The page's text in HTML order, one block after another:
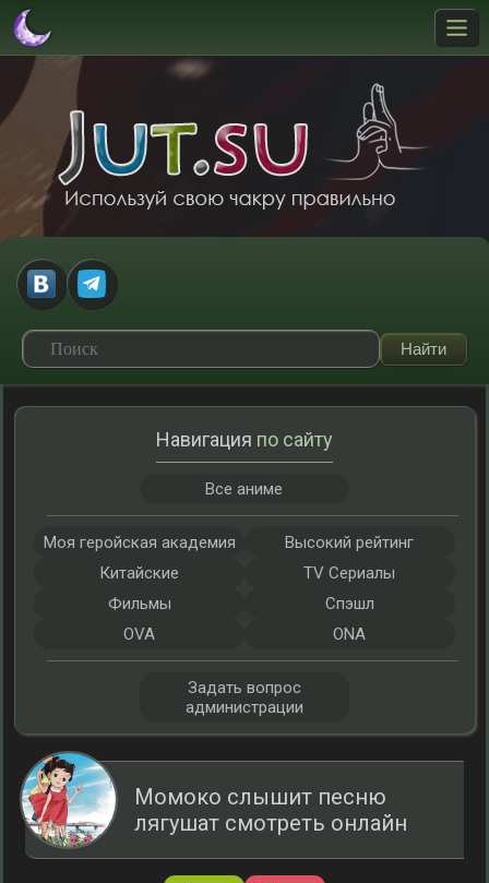
Момоко слышит песню
лягушат смотреть онлайн
Навигация по сайту
Все аниме
Моя геройская академия
Высокий рейтинг
Китайские
TV Сериалы
Фильмы
Спэшл
OVA
ONA
Задать вопрос
администрации